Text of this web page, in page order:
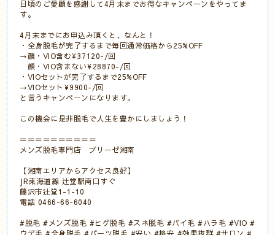
日頃のご愛顧を感謝して4月末までお得なキャンペーンをやってま
す。
4月末までにお申込み頂くと、なんと！
・全身脱毛が完了するまで毎回通常価格から25%OFF
→顔・VIO含む¥37120-/回
顔・VIO含まない¥28870-/回
・VIOセットが完了するまで25%OFF
→VIOセット¥9900-/回
と言うキャンペーンになります。
この機会に是非脱毛で人生を豊かにしましょう！
＝＝＝＝＝＝＝＝＝＝
メンズ脱毛専門店 ブリーゼ湘南
【湘南エリアからアクセス良好】
JR東海道線 辻堂駅南口すぐ
藤沢市辻堂1-1-10
電話 0466-66-6040
#脱毛 #メンズ脱毛 #ヒゲ脱毛 #スネ脱毛 #パイ毛 #ハラ毛 #VIO #